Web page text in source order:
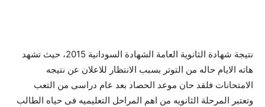
نتيجة شهادة الثانوية العامة الشهادة السودانية 2015، حيث تشهد
هاته الايام حاله من التوتر بسبب الانتظار للاعلان عن نتيجه
الامتحانات فلقد حان موعد الحصاد بعد عام دراسى من التعب
وتعتبر المرحلة الثانويه من اهم المراحل التعليميه فى حياه الطالب